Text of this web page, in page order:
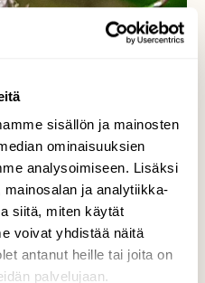
sisällön ja mainosten
ominaisuuksien
analysoimiseen. Lisäksi
ja analytiikka-
siitä, miten käytät
voivat yhdistää näitä
antanut heille tai joita on
palvelujaan.